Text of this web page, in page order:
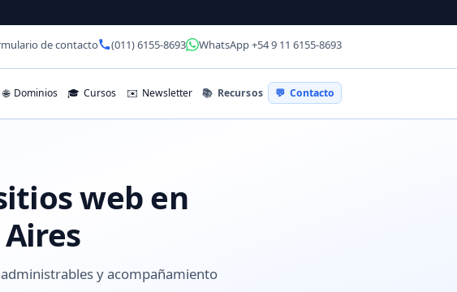
de contacto (011) 6155-8693 WhatsApp +54 9 11 6155-8693
🌐 Dominios 🎓 Cursos ✉️ Newsletter 📚 Recursos 💬 Contacto
web en
y acompañamiento